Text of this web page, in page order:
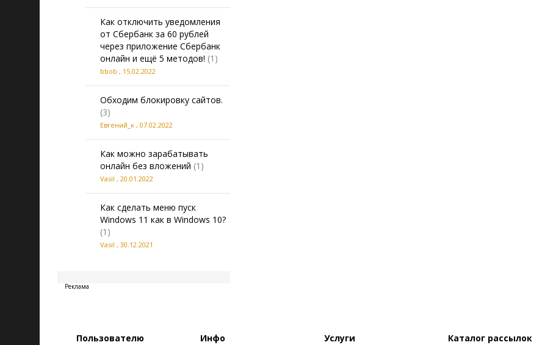
Как отключить уведомления
от Сбербанк за 60 рублей
через приложение Сбербанк
онлайн и ещё 5 методов! (1)
bbob , 15.02.2022
Обходим блокировку сайтов.
(3)
Евгений_к , 07.02.2022
Как можно зарабатывать
онлайн без вложений (1)
Vasil , 20.01.2022
Как сделать меню пуск
Windows 11 как в Windows 10?
(1)
Vasil , 30.12.2021
Реклама
Пользователю Инфо Услуги Каталог рассылок